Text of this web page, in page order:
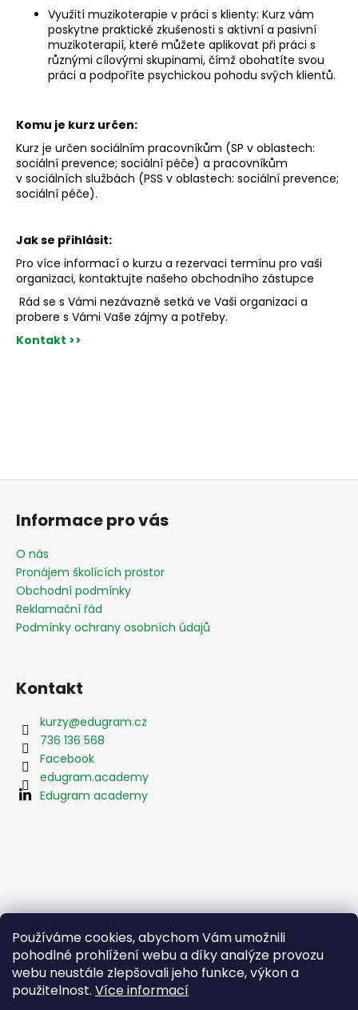
Používáme cookies, abychom Vám umožnili
pohodlné prohlížení webu a díky analýze provozu
webu neustále zlepšovali jeho funkce, výkon a
použitelnost. Více informací
Využití muzikoterapie v práci s klienty: Kurz vám
poskytne praktické zkušenosti s aktivní a pasivní
muzikoterapií, které můžete aplikovat při práci s
různými cílovými skupinami, čímž obohatíte svou
práci a podpoříte psychickou pohodu svých klientů.
Komu je kurz určen:
Kurz je určen sociálním pracovníkům (SP v oblastech:
sociální prevence; sociální péče) a pracovníkům
v sociálních službách (PSS v oblastech: sociální prevence;
sociální péče).
Jak se přihlásit:
Pro více informací o kurzu a rezervaci termínu pro vaši
organizaci, kontaktujte našeho obchodního zástupce
Rád se s Vámi nezávazně setká ve Vaši organizaci a
probere s Vámi Vaše zájmy a potřeby.
Kontakt >>
Z
Informace pro vás
O nás
Pronájem školících prostor
Obchodní podmínky
Reklamační řád
Podmínky ochrany osobních údajů
Kontakt
kurzy@edugram.cz
736 136 568
Facebook
edugram.academy
Edugram academy